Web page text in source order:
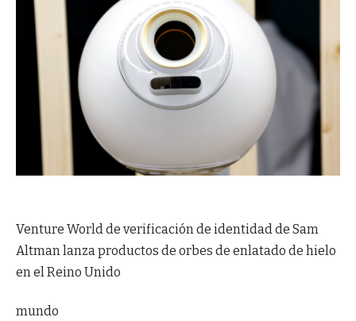
Venture World de verificación de identidad de Sam
Altman lanza productos de orbes de enlatado de hielo
en el Reino Unido
mundo